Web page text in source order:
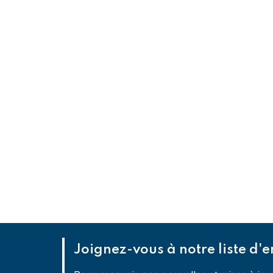
Joignez-vous à notre liste